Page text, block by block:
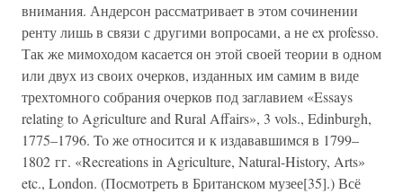
внимания. Андерсон рассматривает в этом сочинении
ренту лишь в связи с другими вопросами, а не ex professo.
Так же мимоходом касается он этой своей теории в одном
или двух из своих очерков, изданных им самим в виде
трехтомного собрания очерков под заглавием «Essays
relating to Agriculture and Rural Affairs», 3 vols., Edinburgh,
1775–1796. To же относится и к издававшимся в 1799–
1802 гг. «Recreations in Agriculture, Natural-History, Arts»
etc., London. (Посмотреть в Британском музее[35].) Всё